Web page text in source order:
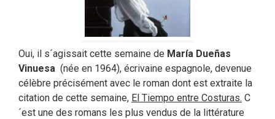
Oui, il s´agissait cette semaine de María Dueñas
Vinuesa (née en 1964), écrivaine espagnole, devenue
célèbre précisément avec le roman dont est extraite la
citation de cette semaine, El Tiempo entre Costuras. C
´est une des romans les plus vendus de la littérature